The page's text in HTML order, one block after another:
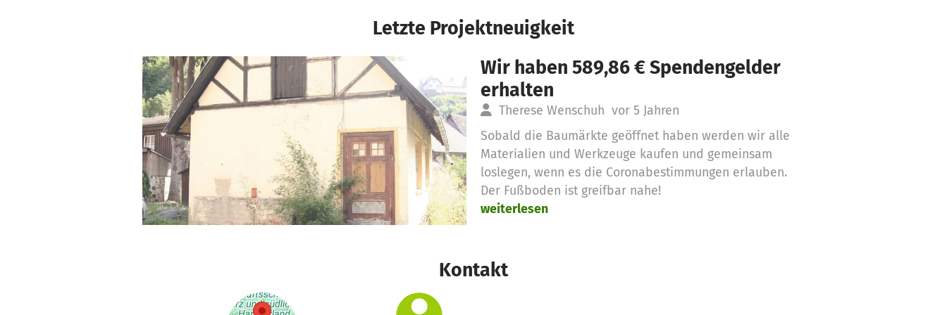
Letzte Projektneuigkeit
Wir haben 589,86 € Spendengelder
erhalten
Therese Wenschuh vor 5 Jahren
Sobald die Baumärkte geöffnet haben werden wir alle
Materialien und Werkzeuge kaufen und gemeinsam
loslegen, wenn es die Coronabestimmungen erlauben.
Der Fußboden ist greifbar nahe!
weiterlesen
Kontakt